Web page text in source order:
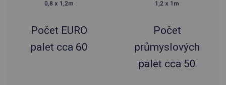
Počet EURO
palet cca 60
Počet
průmyslových
palet cca 50